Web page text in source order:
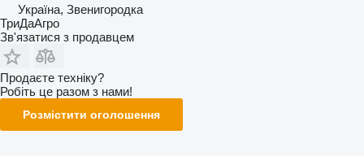
Україна, Звенигородка
ТриДаАгро
Зв'язатися з продавцем
Продаєте техніку?
Робіть це разом з нами!
Розмістити оголошення